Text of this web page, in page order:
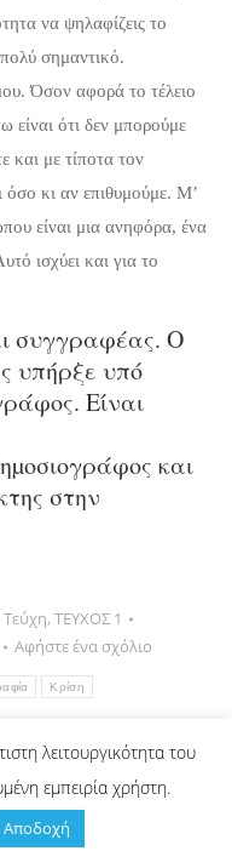
να ψηλαφίζεις το
σημαντικό.
Όσον αφορά το τέλειο
είναι ότι δεν μπορούμε
και με τίποτα τον
κι αν επιθυμούμε. Μ’
είναι μια ανηφόρα, ένα
ισχύει και για το
συγγραφέας. Ο
υπήρξε υπό
Είναι
και
στην
Τεύχη, ΤΕΥΧΟΣ 1
Αφήστε ένα σχόλιο
Κρίση
άρθρο!
Share
λειτουργικότητα του
εμπειρία χρήστη.
Αποδοχή